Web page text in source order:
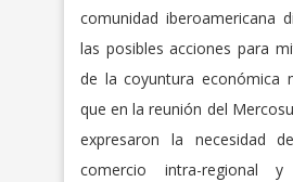
comunidad iberoamericana
las posibles acciones para
de la coyuntura económica
que en la reunión del
expresaron la necesidad
comercio intra-regional